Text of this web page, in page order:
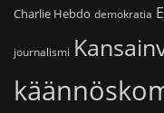
Charlie Hebdo demokratia
journalismi